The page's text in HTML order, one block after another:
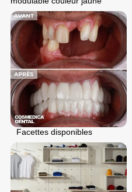
Facettes disponibles